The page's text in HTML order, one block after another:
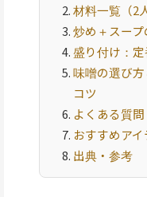
材料一覧（2
炒め＋スープ
盛り付け：
味噌の選び
コツ
よくある質問
おすすめアイ
出典・参考